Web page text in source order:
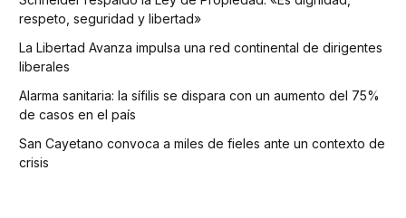
respeto, seguridad y libertad»
La Libertad Avanza impulsa una red continental de dirigentes
liberales
Alarma sanitaria: la sífilis se dispara con un aumento del 75%
de casos en el país
San Cayetano convoca a miles de fieles ante un contexto de
crisis